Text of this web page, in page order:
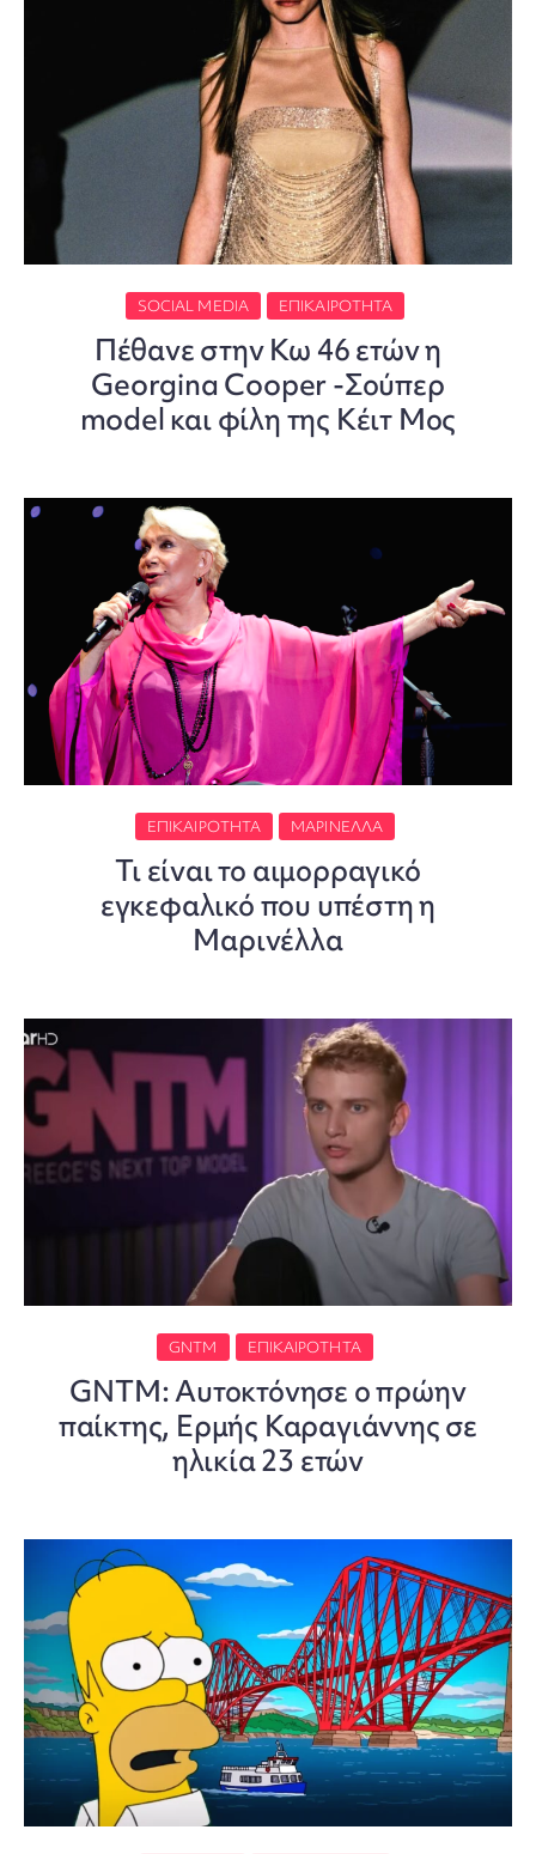
SOCIAL MEDIA ΕΠΙΚΑΙΡΌΤΗΤΑ
Πέθανε στην Κω 46 ετών η
Georgina Cooper -Σούπερ
model και φίλη της Κέιτ Μος
ΕΠΙΚΑΙΡΌΤΗΤΑ ΜΑΡΙΝΈΛΛΑ
Τι είναι το αιμορραγικό
εγκεφαλικό που υπέστη η
Μαρινέλλα
GNTM ΕΠΙΚΑΙΡΌΤΗΤΑ
GNTM: Αυτοκτόνησε ο πρώην
παίκτης, Ερμής Καραγιάννης σε
ηλικία 23 ετών